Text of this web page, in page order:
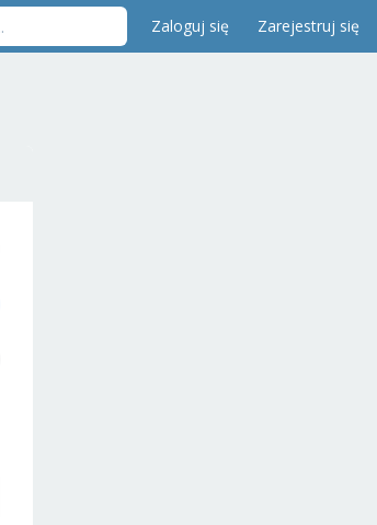
Zaloguj się Zarejestruj się